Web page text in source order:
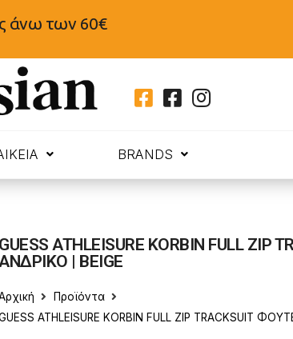
άνω των 60€
BRANDS
GUESS ATHLEISURE KORBIN FULL ZIP
| BEIGE
Προϊόντα
ATHLEISURE KORBIN FULL ZIP TRACKSUIT